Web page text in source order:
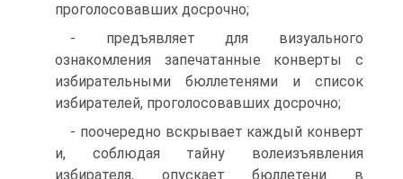
проголосовавших досрочно;
- предъявляет для визуального
ознакомления запечатанные конверты с
избирательными бюллетенями и список
избирателей, проголосовавших досрочно;
- поочередно вскрывает каждый конверт
и, соблюдая тайну волеизъявления
избирателя, опускает бюллетени в